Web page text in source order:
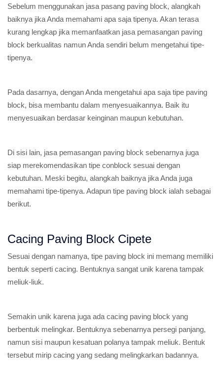
Sebelum menggunakan jasa pasang paving block, alangkah
baiknya jika Anda memahami apa saja tipenya. Akan terasa
kurang lengkap jika memanfaatkan jasa pemasangan paving
block berkualitas namun Anda sendiri belum mengetahui tipe-
tipenya.
Pada dasarnya, dengan Anda mengetahui apa saja tipe paving
block, bisa membantu dalam menyesuaikannya. Baik itu
menyesuaikan berdasar keinginan maupun kebutuhan.
Di sisi lain, jasa pemasangan paving block sebenarnya juga
siap merekomendasikan tipe conblock sesuai dengan
kebutuhan. Meski begitu, alangkah baiknya jika Anda juga
memahami tipe-tipenya. Adapun tipe paving block ialah sebagai
berikut.
Cacing Paving Block Cipete
Sesuai dengan namanya, tipe paving block ini memang memiliki
bentuk seperti cacing. Bentuknya sangat unik karena tampak
meliuk-liuk.
Semakin unik karena juga ada cacing paving block yang
berbentuk melingkar. Bentuknya sebenarnya persegi panjang,
namun sisi maupun kesatuan polanya tampak meliuk. Bentuk
tersebut mirip cacing yang sedang melingkarkan badannya.